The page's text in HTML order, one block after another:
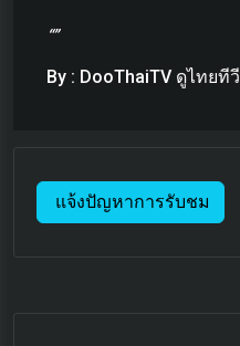
“”
By : DooThaiTV ดูไทยทีวี
แจ้งปัญหาการรับชม